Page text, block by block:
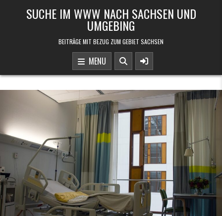
SUCHE IM WWW NACH SACHSEN UND
UMGEBING
BEITRÄGE MIT BEZUG ZUM GEBIET SACHSEN
MENU